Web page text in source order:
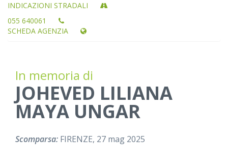
INDICAZIONI STRADALI
055 640061
SCHEDA AGENZIA
In memoria di
JOHEVED LILIANA
MAYA UNGAR
Scomparsa: FIRENZE, 27 mag 2025